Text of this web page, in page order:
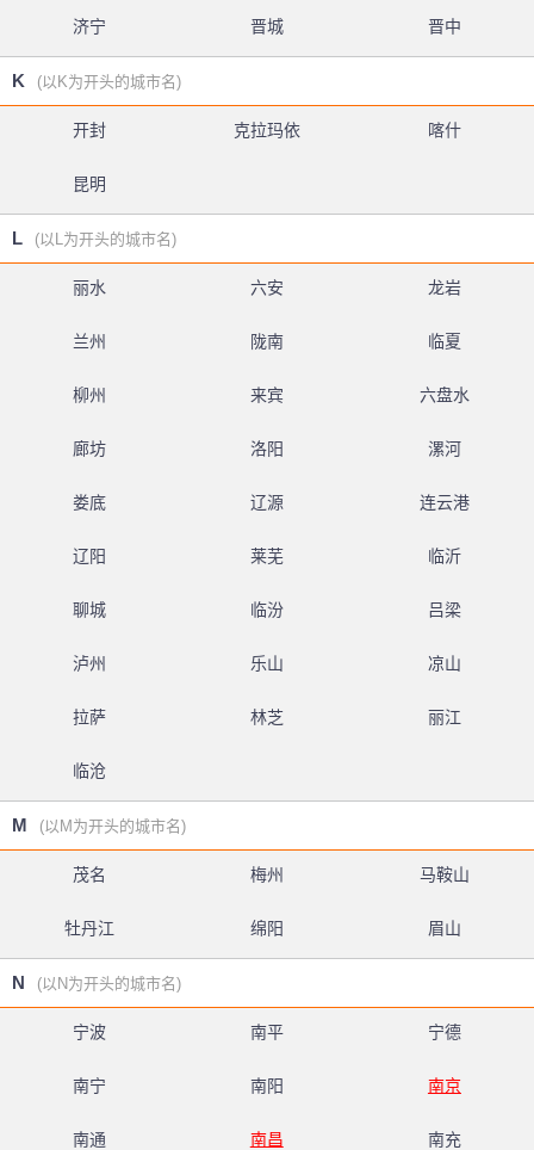
济宁 晋城 晋中
K (以K为开头的城市名)
开封 克拉玛依 喀什
昆明
L (以L为开头的城市名)
丽水 六安 龙岩
兰州 陇南 临夏
柳州 来宾 六盘水
廊坊 洛阳 漯河
娄底 辽源 连云港
辽阳 莱芜 临沂
聊城 临汾 吕梁
泸州 乐山 凉山
拉萨 林芝 丽江
临沧
M (以M为开头的城市名)
茂名 梅州 马鞍山
牡丹江 绵阳 眉山
N (以N为开头的城市名)
宁波 南平 宁德
南宁 南阳 南京
南通 南昌 南充